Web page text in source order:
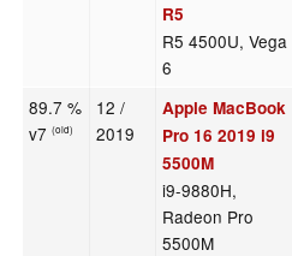
R5
R5 4500U, Vega
6
89.7 %
v7(old)
12 /
2019
Apple MacBook
Pro 16 2019 i9
5500M
i9-9880H,
Radeon Pro
5500M